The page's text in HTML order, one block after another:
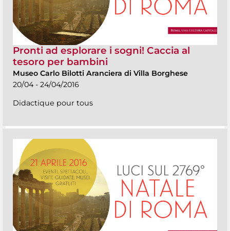
Pronti ad esplorare i sogni! Caccia al
tesoro per bambini
Museo Carlo Bilotti Aranciera di Villa Borghese
20/04 - 24/04/2016
Didactique pour tous